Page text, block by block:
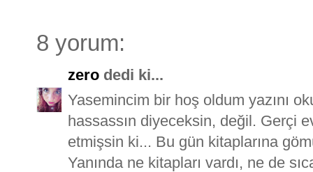
8 yorum:
zero dedi ki...
Yasemincim bir hoş oldum yazını
hassassın diyeceksin, değil. Gerçi
etmişsin ki... Bu gün kitaplarına
Yanında ne kitapları vardı, ne de